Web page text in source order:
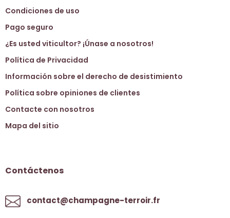
Condiciones de uso
Pago seguro
¿Es usted viticultor? ¡Únase a nosotros!
Política de Privacidad
Información sobre el derecho de desistimiento
Política sobre opiniones de clientes
Contacte con nosotros
Mapa del sitio
Contáctenos
contact@champagne-terroir.fr